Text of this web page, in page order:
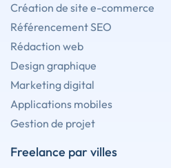
Création de site e-commerce
Référencement SEO
Rédaction web
Design graphique
Marketing digital
Applications mobiles
Gestion de projet
Freelance par villes